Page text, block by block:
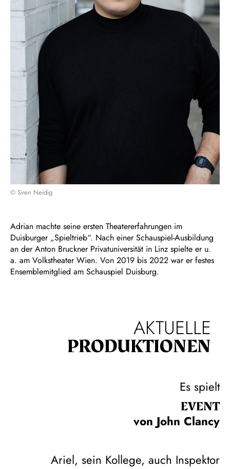
© Sven Neidig
Adrian machte seine ersten Theatererfahrungen im
Duisburger „Spieltrieb“. Nach einer Schauspiel-Ausbildung
an der Anton Bruckner Privatuniversität in Linz spielte er u.
a. am Volkstheater Wien. Von 2019 bis 2022 war er festes
Ensemblemitglied am Schauspiel Duisburg.
AKTUELLE
PRODUKTIONEN
Es spielt
EVENT
von John Clancy
Ariel, sein Kollege, auch Inspektor